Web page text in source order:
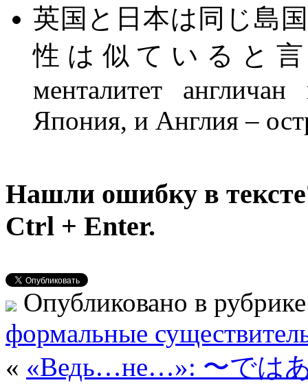
英国と日本は同じ島
性は似ていると言
менталитет
Япония, и Англия –
Нашли ошибку в
Ctrl + Enter.
Опубликовано в
формальные
« «Ведь…не…»: 〜ではあ